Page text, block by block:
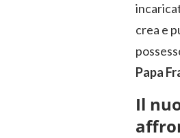
crea e
Papa
Il